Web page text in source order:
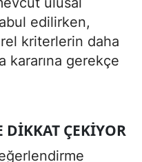
edilirken,
kriterlerin daha
kararına gerekçe
DIKKAT ÇEKIYOR